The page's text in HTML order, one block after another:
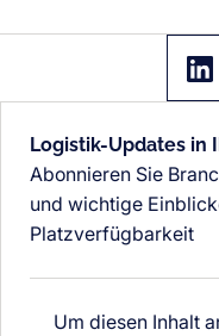
Logistik-Updates in
Abonnieren Sie
und wichtige
Platzverfügbarkeit
Um diesen Inhalt